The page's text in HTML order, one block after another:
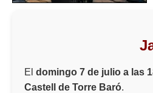
El domingo 7 de julio a las
Castell de Torre Baró.